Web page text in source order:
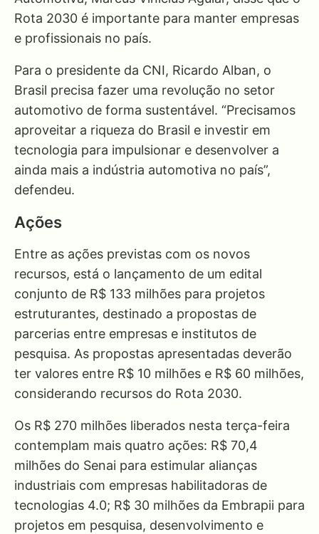
Rota 2030 é importante para manter empresas
e profissionais no país.
Para o presidente da CNI, Ricardo Alban, o
Brasil precisa fazer uma revolução no setor
automotivo de forma sustentável. “Precisamos
aproveitar a riqueza do Brasil e investir em
tecnologia para impulsionar e desenvolver a
ainda mais a indústria automotiva no país”,
defendeu.
Ações
Entre as ações previstas com os novos
recursos, está o lançamento de um edital
conjunto de R$ 133 milhões para projetos
estruturantes, destinado a propostas de
parcerias entre empresas e institutos de
pesquisa. As propostas apresentadas deverão
ter valores entre R$ 10 milhões e R$ 60 milhões,
considerando recursos do Rota 2030.
Os R$ 270 milhões liberados nesta terça-feira
contemplam mais quatro ações: R$ 70,4
milhões do Senai para estimular alianças
industriais com empresas habilitadoras de
tecnologias 4.0; R$ 30 milhões da Embrapii para
projetos em pesquisa, desenvolvimento e